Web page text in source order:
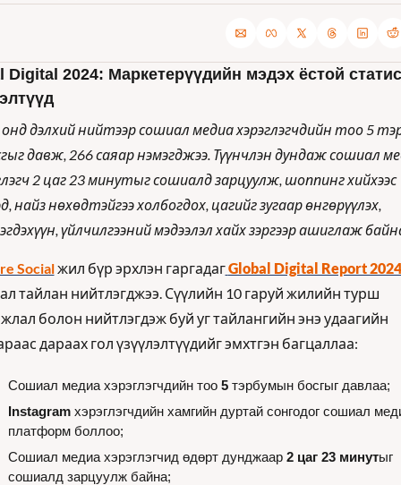
Digital 2024: Маркетерүүдийн мэдэх ёстой
дэлхий нийтээр сошиал медиа хэрэглэгчдийн тоо 5
давж, 266 саяар нэмэгджээ. Түүнчлэн дундаж сошиал
2 цаг 23 минутыг сошиалд зарцуулж, шоппинг хийхээс
найз нөхөдтэйгээ холбогдох, цагийг зугаар өнгөрүүлэх,
үйлчилгээний мэдээлэл хайх зэргээр ашиглаж
Social жил бүр эрхлэн гаргадагGlobal Digital Report 2024
тайлан нийтлэгджээ. Сүүлийн 10 гаруй жилийн турш
болон нийтлэгдэж буй уг тайлангийн энэ удаагийн
дараах гол үзүүлэлтүүдийг эмхтгэн багцаллаа:
Сошиал медиа хэрэглэгчдийн тоо 5 тэрбумын босгыг давлаа;
Instagram хэрэглэгчдийн хамгийн дуртай сонгодог сошиал
платформ боллоо;
Сошиал медиа хэрэглэгчид өдөрт дунджаар 2 цаг 23 минутыг
сошиалд зарцуулж байна;